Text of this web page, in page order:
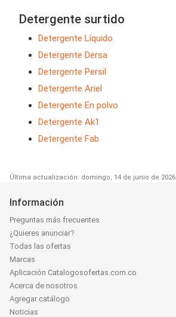
Detergente surtido
Detergente Líquido
Detergente Dersa
Detergente Persil
Detergente Ariel
Detergente En polvo
Detergente Ak1
Detergente Fab
Última actualización: domingo, 14 de junio de 2026
Información
Preguntas más frecuentes
¿Quieres anunciar?
Todas las ofertas
Marcas
Aplicación Catalogosofertas.com.co
Acerca de nosotros
Agregar catálogo
Noticias